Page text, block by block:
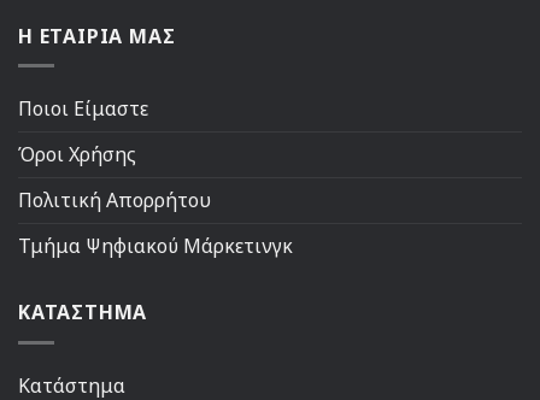
Η ΕΤΑΙΡΙΑ ΜΑΣ
Ποιοι Είμαστε
Όροι Χρήσης
Πολιτική Απορρήτου
Τμήμα Ψηφιακού Μάρκετινγκ
ΚΑΤΑΣΤΗΜΑ
Κατάστημα